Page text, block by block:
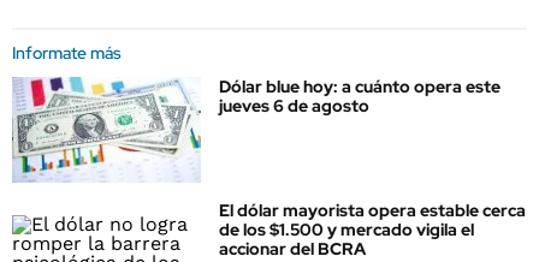
Informate más
Dólar blue hoy: a cuánto opera este
jueves 6 de agosto
El dólar mayorista opera estable cerca
de los $1.500 y mercado vigila el
accionar del BCRA